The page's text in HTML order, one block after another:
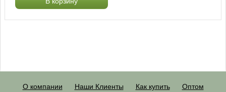
О компании Наши Клиенты Как купить
Оптом